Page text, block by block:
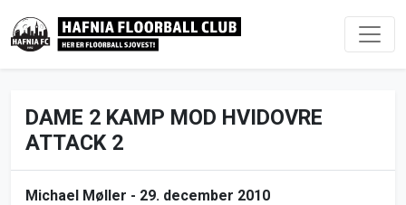
DAME 2 KAMP MOD HVIDOVRE
ATTACK 2
Michael Møller - 29. december 2010